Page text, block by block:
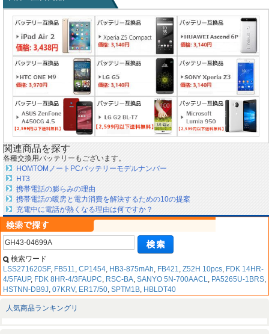
関連商品を探す
各種交換用バッテリーもございます。
HOMTOMノートPCバッテリーモデルナンバー
HT3
携帯電話の膨らみの理由
携帯電話の暖房と電力消費を解決するための10の提案
充電中に電話が熱くなる理由は何ですか？
検索ワード
LSS271620SF, FB511, CP1454, HB3-875mAh, FB421, Z52H 10pcs, FDK 14HR-
4/5FAUP, FDK 8HR-4/3FAUPC, RSC-BA, SANYO 5N-700AACL, PA5265U-1BRS,
HSTNN-DB9J, 07KRV, ER17/50, SPTM1B, HBLDT40
人気商品ランキングリ